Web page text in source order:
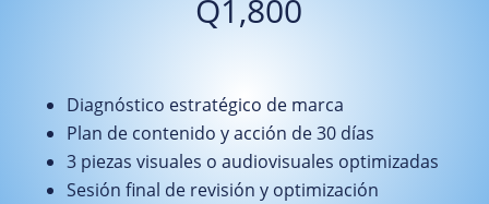
Q1,800
Diagnóstico estratégico de marca
Plan de contenido y acción de 30 días
3 piezas visuales o audiovisuales optimizadas
Sesión final de revisión y optimización